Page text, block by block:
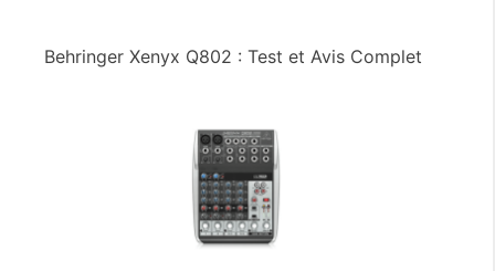
Behringer Xenyx Q802 : Test et Avis Complet